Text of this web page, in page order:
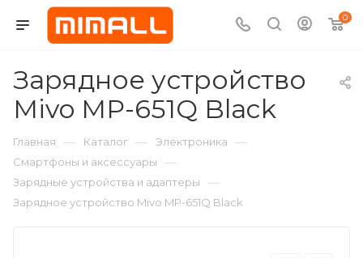
0
Зарядное устройство
Mivo MP-651Q Black
Главная — Каталог — Электроника —
Смартфоны и аксессуары —
Зарядные устройства и адаптеры —
Зарядное устройство Mivo MP-651Q Black